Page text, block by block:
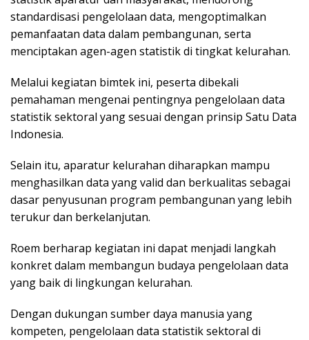
standardisasi pengelolaan data, mengoptimalkan
pemanfaatan data dalam pembangunan, serta
menciptakan agen-agen statistik di tingkat kelurahan.
Melalui kegiatan bimtek ini, peserta dibekali
pemahaman mengenai pentingnya pengelolaan data
statistik sektoral yang sesuai dengan prinsip Satu Data
Indonesia.
Selain itu, aparatur kelurahan diharapkan mampu
menghasilkan data yang valid dan berkualitas sebagai
dasar penyusunan program pembangunan yang lebih
terukur dan berkelanjutan.
Roem berharap kegiatan ini dapat menjadi langkah
konkret dalam membangun budaya pengelolaan data
yang baik di lingkungan kelurahan.
Dengan dukungan sumber daya manusia yang
kompeten, pengelolaan data statistik sektoral di